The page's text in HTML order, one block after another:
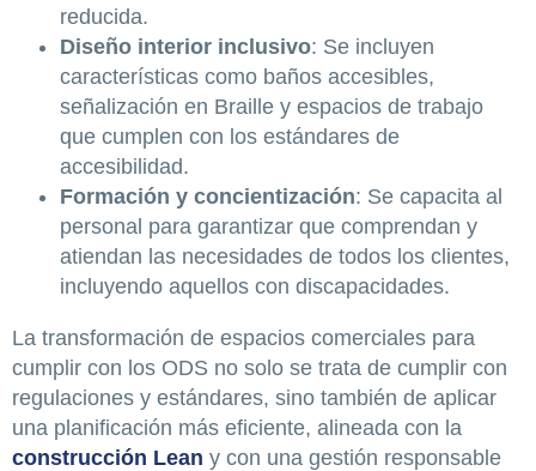
reducida.
Diseño interior inclusivo: Se incluyen
características como baños accesibles,
señalización en Braille y espacios de trabajo
que cumplen con los estándares de
accesibilidad.
Formación y concientización: Se capacita al
personal para garantizar que comprendan y
atiendan las necesidades de todos los clientes,
incluyendo aquellos con discapacidades.
La transformación de espacios comerciales para
cumplir con los ODS no solo se trata de cumplir con
regulaciones y estándares, sino también de aplicar
una planificación más eficiente, alineada con la
construcción Lean y con una gestión responsable